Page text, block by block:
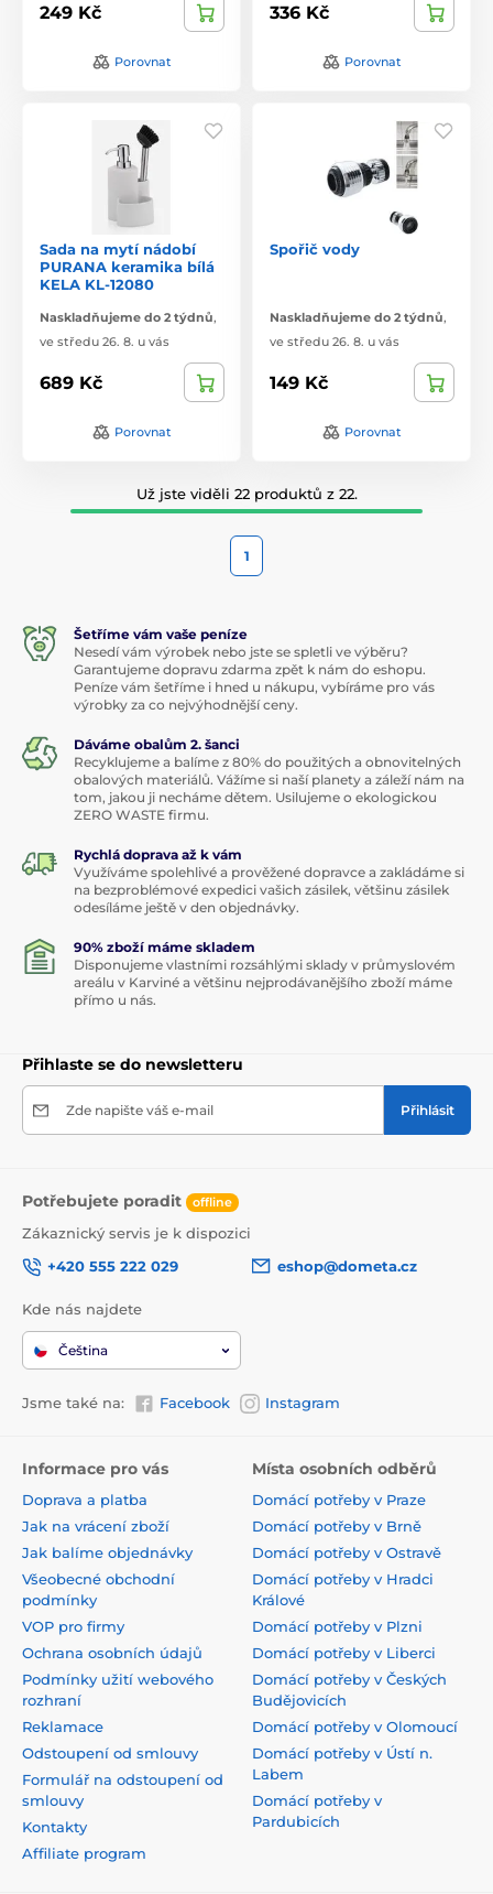
249 Kč
Porovnat
336 Kč
Porovnat
Sada na mytí nádobí
PURANA keramika bílá
KELA KL-12080
Naskladňujeme do 2 týdnů,
ve středu 26. 8. u vás
689 Kč
Porovnat
Spořič vody
Naskladňujeme do 2 týdnů,
ve středu 26. 8. u vás
149 Kč
Porovnat
Už jste viděli 22 produktů z 22.
1
Šetříme vám vaše peníze
Nesedí vám výrobek nebo jste se spletli ve výběru?
Garantujeme dopravu zdarma zpět k nám do eshopu.
Peníze vám šetříme i hned u nákupu, vybíráme pro vás
výrobky za co nejvýhodnější ceny.
Dáváme obalům 2. šanci
Recyklujeme a balíme z 80% do použitých a obnovitelných
obalových materiálů. Vážíme si naší planety a záleží nám na
tom, jakou ji necháme dětem. Usilujeme o ekologickou
ZERO WASTE firmu.
Rychlá doprava až k vám
Využíváme spolehlivé a prověžené dopravce a zakládáme si
na bezproblémové expedici vašich zásilek, většinu zásilek
odesíláme ještě v den objednávky.
90% zboží máme skladem
Disponujeme vlastními rozsáhlými sklady v průmyslovém
areálu v Karviné a většinu nejprodávanějšího zboží máme
přímo u nás.
Přihlaste se do newsletteru
Zde napište váš e-mail Přihlásit
Potřebujete poradit offline
Zákaznický servis je k dispozici
+420 555 222 029
eshop@dometa.cz
Kde nás najdete
Čeština
Jsme také na: Facebook Instagram
Informace pro vás
Doprava a platba
Jak na vrácení zboží
Jak balíme objednávky
Všeobecné obchodní
podmínky
VOP pro firmy
Ochrana osobních údajů
Podmínky užití webového
rozhraní
Reklamace
Odstoupení od smlouvy
Formulář na odstoupení od
smlouvy
Kontakty
Affiliate program
Místa osobních odběrů
Domácí potřeby v Praze
Domácí potřeby v Brně
Domácí potřeby v Ostravě
Domácí potřeby v Hradci
Králové
Domácí potřeby v Plzni
Domácí potřeby v Liberci
Domácí potřeby v Českých
Budějovicích
Domácí potřeby v Olomoucí
Domácí potřeby v Ústí n.
Labem
Domácí potřeby v
Pardubicích